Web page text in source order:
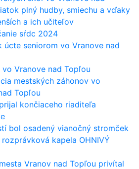
plný hudby, smiechu a vďaky
a ich učiteľov
sŕdc 2024
úcte seniorom vo Vranove nad
vo Vranove nad Topľou
mestských záhonov vo
Topľou
končiaceho riaditeľa
bol osadený vianočný stromček
rozprávková kapela OHNIVÝ
Vranov nad Topľou privítal